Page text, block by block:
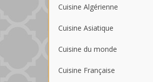
Cuisine Algérienne
Cuisine Asiatique
Cuisine du monde
Cuisine Française